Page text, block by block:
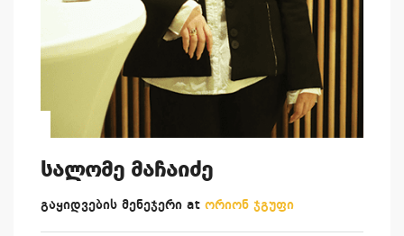
სალომე მაჩაიძე
გაყიდვების მენეჯერი at ორიონ ჯგუფი